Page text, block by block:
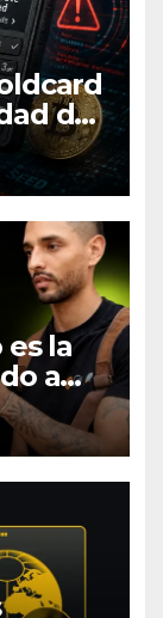
de
de
es la
a